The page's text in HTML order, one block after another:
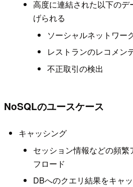
高度に連結された以下の
げられる
ソーシャルネットワー
レストランのレコメン
不正取引の検出
NoSQLのユースケース
キャッシング
セッション情報などの頻
フロード
DBへのクエリ結果をキャ